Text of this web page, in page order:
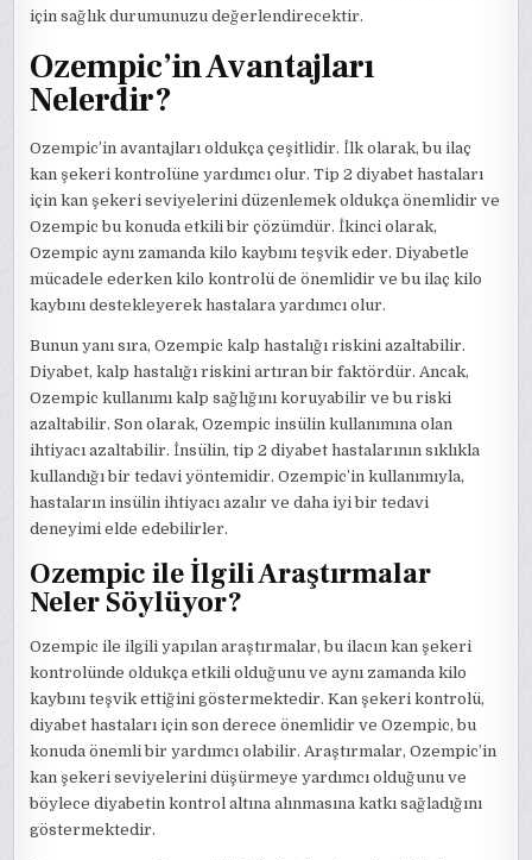
için sağlık durumunuzu değerlendirecektir.
Ozempic’in Avantajları
Nelerdir?
Ozempic’in avantajları oldukça çeşitlidir. İlk olarak, bu ilaç
kan şekeri kontrolüne yardımcı olur. Tip 2 diyabet hastaları
için kan şekeri seviyelerini düzenlemek oldukça önemlidir ve
Ozempic bu konuda etkili bir çözümdür. İkinci olarak,
Ozempic aynı zamanda kilo kaybını teşvik eder. Diyabetle
mücadele ederken kilo kontrolü de önemlidir ve bu ilaç kilo
kaybını destekleyerek hastalara yardımcı olur.
Bunun yanı sıra, Ozempic kalp hastalığı riskini azaltabilir.
Diyabet, kalp hastalığı riskini artıran bir faktördür. Ancak,
Ozempic kullanımı kalp sağlığını koruyabilir ve bu riski
azaltabilir. Son olarak, Ozempic insülin kullanımına olan
ihtiyacı azaltabilir. İnsülin, tip 2 diyabet hastalarının sıklıkla
kullandığı bir tedavi yöntemidir. Ozempic’in kullanımıyla,
hastaların insülin ihtiyacı azalır ve daha iyi bir tedavi
deneyimi elde edebilirler.
Ozempic ile İlgili Araştırmalar
Neler Söylüyor?
Ozempic ile ilgili yapılan araştırmalar, bu ilacın kan şekeri
kontrolünde oldukça etkili olduğunu ve aynı zamanda kilo
kaybını teşvik ettiğini göstermektedir. Kan şekeri kontrolü,
diyabet hastaları için son derece önemlidir ve Ozempic, bu
konuda önemli bir yardımcı olabilir. Araştırmalar, Ozempic’in
kan şekeri seviyelerini düşürmeye yardımcı olduğunu ve
böylece diyabetin kontrol altına alınmasına katkı sağladığını
göstermektedir.